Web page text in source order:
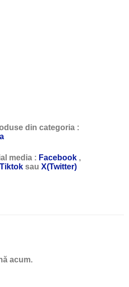
din categoria :
media : Facebook ,
Tiktok sau X(Twitter)
acum.